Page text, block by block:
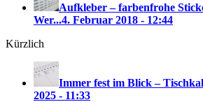
Aufkleber – farbenfrohe
Wer...4. Februar 2018 - 12:44
Kürzlich
Immer fest im Blick –
2025 - 11:33